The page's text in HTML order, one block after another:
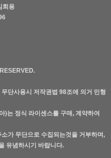
희용
단사용시 저작권법 98조에 의거 민형
)는 정식 라이센스를 구매, 계약하여
가 무단으로 수집되는것을 거부하며,
유념하시기 바랍니다.